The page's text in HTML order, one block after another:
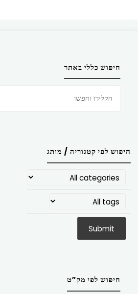
חיפוש כללי באתר
חיפוש לפי קטגוריה / מותג
חיפוש לפי מק”ט